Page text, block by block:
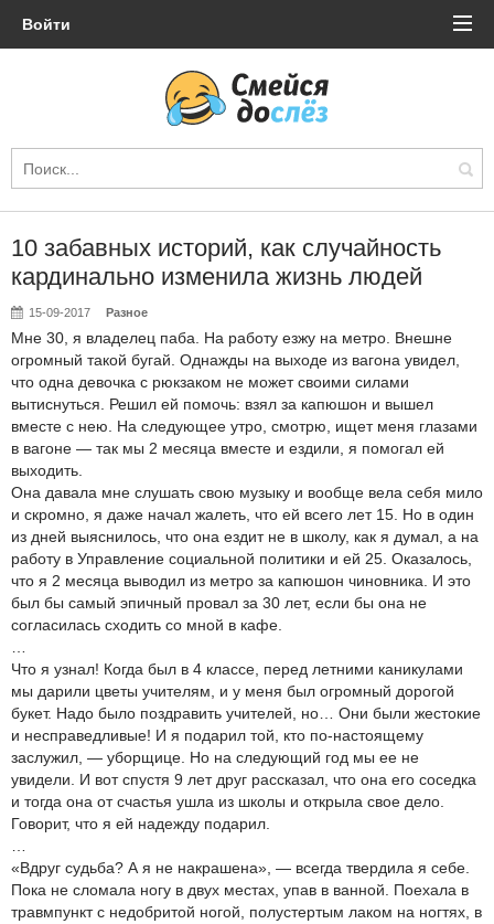
Войти
10 забавных историй, как случайность
кардинально изменила жизнь людей
15-09-2017 Разное
Мне 30, я владелец паба. На работу езжу на метро. Внешне
огромный такой бугай. Однажды на выходе из вагона увидел,
что одна девочка с рюкзаком не может своими силами
вытиснуться. Решил ей помочь: взял за капюшон и вышел
вместе с нею. На следующее утро, смотрю, ищет меня глазами
в вагоне — так мы 2 месяца вместе и ездили, я помогал ей
выходить.
Она давала мне слушать свою музыку и вообще вела себя мило
и скромно, я даже начал жалеть, что ей всего лет 15. Но в один
из дней выяснилось, что она ездит не в школу, как я думал, а на
работу в Управление социальной политики и ей 25. Оказалось,
что я 2 месяца выводил из метро за капюшон чиновника. И это
был бы самый эпичный провал за 30 лет, если бы она не
согласилась сходить со мной в кафе.
Что я узнал! Когда был в 4 классе, перед летними каникулами
мы дарили цветы учителям, и у меня был огромный дорогой
букет. Надо было поздравить учителей, но… Они были жестокие
и несправедливые! И я подарил той, кто по-настоящему
заслужил, — уборщице. Но на следующий год мы ее не
увидели. И вот спустя 9 лет друг рассказал, что она его соседка
и тогда она от счастья ушла из школы и открыла свое дело.
Говорит, что я ей надежду подарил.
«Вдруг судьба? А я не накрашена», — всегда твердила я себе.
Пока не сломала ногу в двух местах, упав в ванной. Поехала в
травмпункт с недобритой ногой, полустертым лаком на ногтях, в